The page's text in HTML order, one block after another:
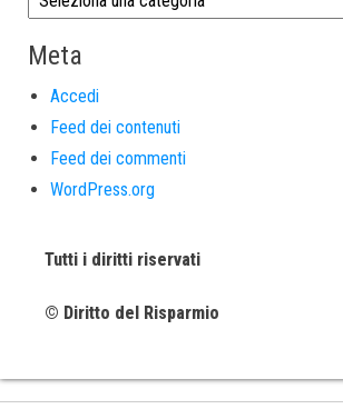
Meta
Accedi
Feed dei contenuti
Feed dei commenti
WordPress.org
Tutti i diritti riservati
© Diritto del Risparmio